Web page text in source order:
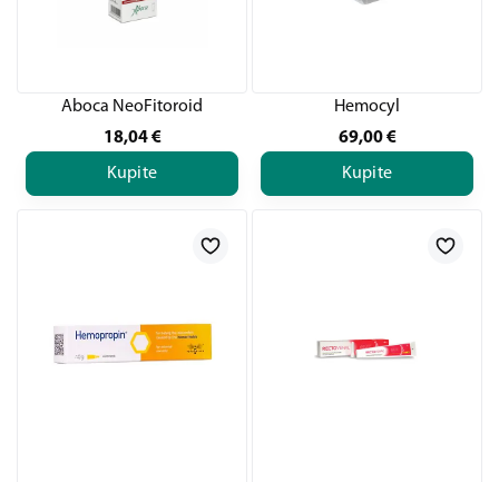
Aboca NeoFitoroid
18,04 €
Kupite
Hemocyl
69,00 €
Kupite